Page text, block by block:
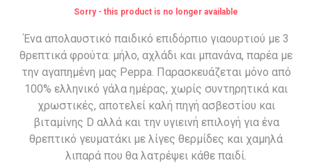
Sorry - this product is no longer available
Ένα απολαυστικό παιδικό επιδόρπιο γιαουρτιού με 3
θρεπτικά φρούτα: μήλο, αχλάδι και μπανάνα, παρέα με
την αγαπημένη μας Peppa. Παρασκευάζεται μόνο από
100% ελληνικό γάλα ημέρας, χωρίς συντηρητικά και
χρωστικές, αποτελεί καλή πηγή ασβεστίου και
βιταμίνης D αλλά και την υγιεινή επιλογή για ένα
θρεπτικό γευματάκι με λίγες θερμίδες και χαμηλά
λιπαρά που θα λατρέψει κάθε παιδί.